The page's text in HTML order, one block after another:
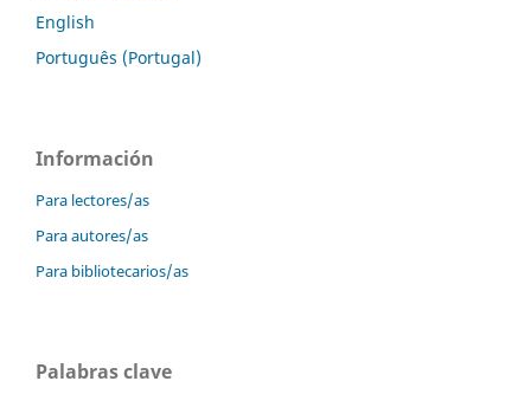
English
Português (Portugal)
Información
Para lectores/as
Para autores/as
Para bibliotecarios/as
Palabras clave